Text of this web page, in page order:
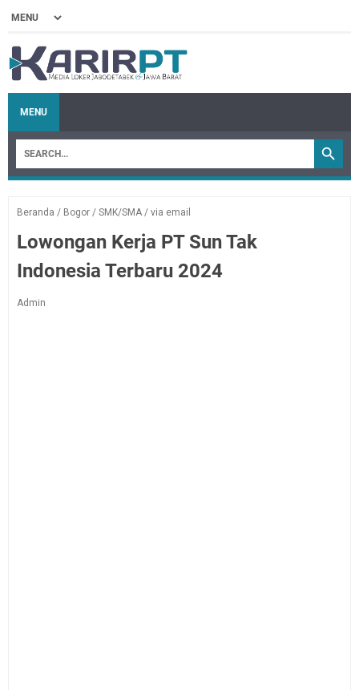
MENU
Beranda / Bogor / SMK/SMA / via email
Lowongan Kerja PT Sun Tak
Indonesia Terbaru 2024
Admin